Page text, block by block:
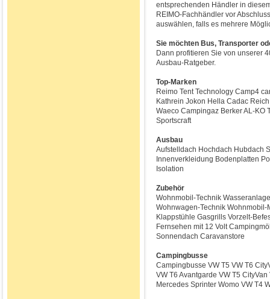
entsprechenden Händler in
REIMO-Fachhändler vor
auswählen, falls es mehrere
Sie möchten Bus, Transporter
Dann profitieren Sie von unserer
Ausbau-Ratgeber.
Top-Marken
Reimo Tent Technology Camp4
Kathrein Jokon Hella Cadac
Waeco Campingaz Berker AL-KO
Sportscraft
Ausbau
Aufstelldach Hochdach Hubdach
Innenverkleidung Bodenplatten
Isolation
Zubehör
Wohnmobil-Technik
Wohnwagen-Technik
Klappstühle Gasgrills Vorzelt-
Fernsehen mit 12 Volt
Sonnendach Caravanstore
Campingbusse
Campingbusse VW T5 VW T6
VW T6 Avantgarde VW T5
Mercedes Sprinter Womo VW T4